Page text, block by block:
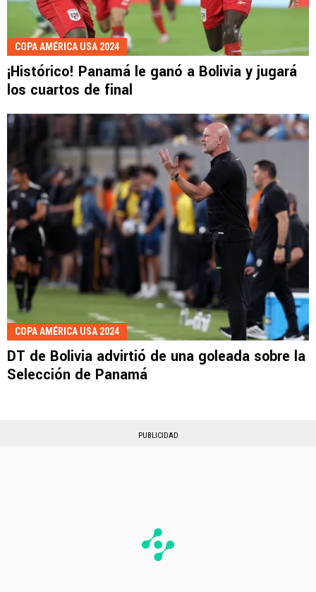
COPA AMÉRICA USA 2024
¡Histórico! Panamá le ganó a Bolivia y jugará
los cuartos de final
COPA AMÉRICA USA 2024
DT de Bolivia advirtió de una goleada sobre la
Selección de Panamá
PUBLICIDAD